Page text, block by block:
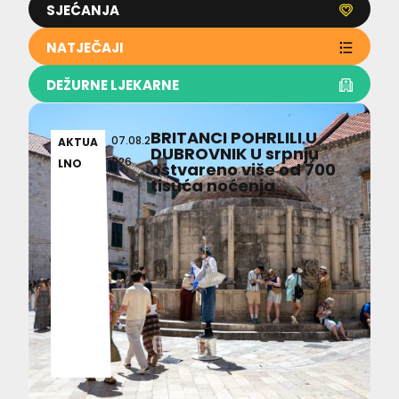
SJEĆANJA
NATJEČAJI
DEŽURNE LJEKARNE
AKTUA
LNO
07.08.2
026
BRITANCI POHRLILI U
DUBROVNIK U srpnju
ostvareno više od 700
tisuća noćenja